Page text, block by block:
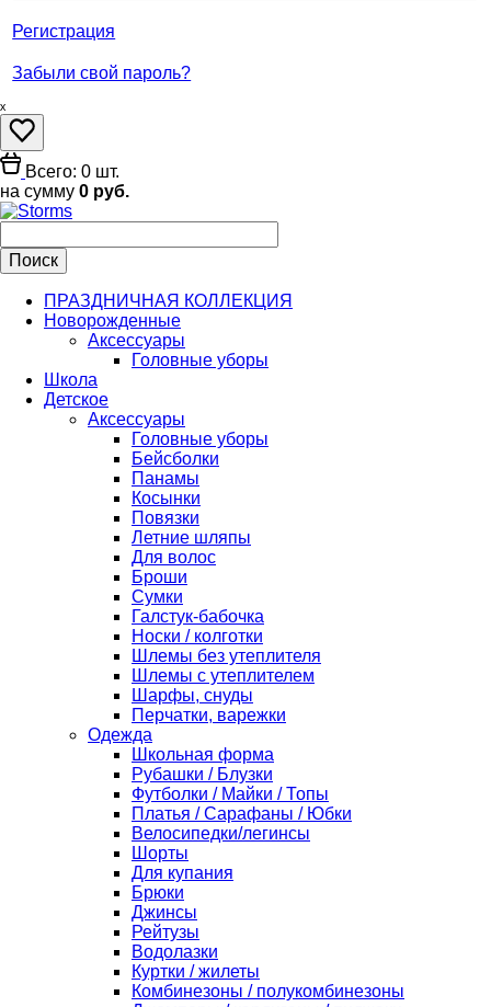
Регистрация
Забыли свой пароль?
ₓ
Всего: 0 шт.
на сумму 0 руб.
ПРАЗДНИЧНАЯ КОЛЛЕКЦИЯ
Новорожденные
Аксессуары
Головные уборы
Школа
Детское
Аксессуары
Головные уборы
Бейсболки
Панамы
Косынки
Повязки
Летние шляпы
Для волос
Броши
Сумки
Галстук-бабочка
Носки / колготки
Шлемы без утеплителя
Шлемы с утеплителем
Шарфы, снуды
Перчатки, варежки
Одежда
Школьная форма
Рубашки / Блузки
Футболки / Майки / Топы
Платья / Сарафаны / Юбки
Велосипедки/легинсы
Шорты
Для купания
Брюки
Джинсы
Рейтузы
Водолазки
Куртки / жилеты
Комбинезоны / полукомбинезоны